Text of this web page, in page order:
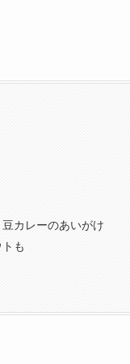
カレーのあいがけ
も